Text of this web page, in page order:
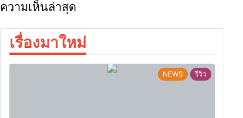
ความเห็นล่าสุด
เรื่องมาใหม่
NEWS รีวิว